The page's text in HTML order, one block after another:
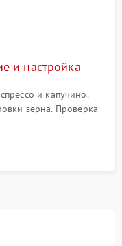
и настройка
и капучино.
зерна. Проверка
напитка и
посторонних